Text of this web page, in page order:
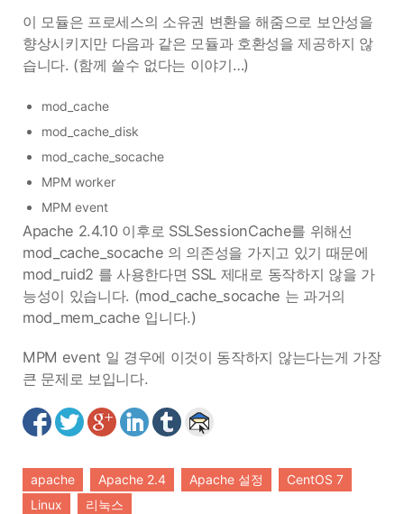
이 모듈은 프로세스의 소유권 변환을 해줌으로 보안성을
향상시키지만 다음과 같은 모듈과 호환성을 제공하지 않
습니다. (함께 쓸수 없다는 이야기…)
mod_cache
mod_cache_disk
mod_cache_socache
MPM worker
MPM event
Apache 2.4.10 이후로 SSLSessionCache를 위해선
mod_cache_socache 의 의존성을 가지고 있기 때문에
mod_ruid2 를 사용한다면 SSL 제대로 동작하지 않을 가
능성이 있습니다. (mod_cache_socache 는 과거의
mod_mem_cache 입니다.)
MPM event 일 경우에 이것이 동작하지 않는다는게 가장
큰 문제로 보입니다.
apache Apache 2.4 Apache 설정
CentOS 7
Linux
리눅스